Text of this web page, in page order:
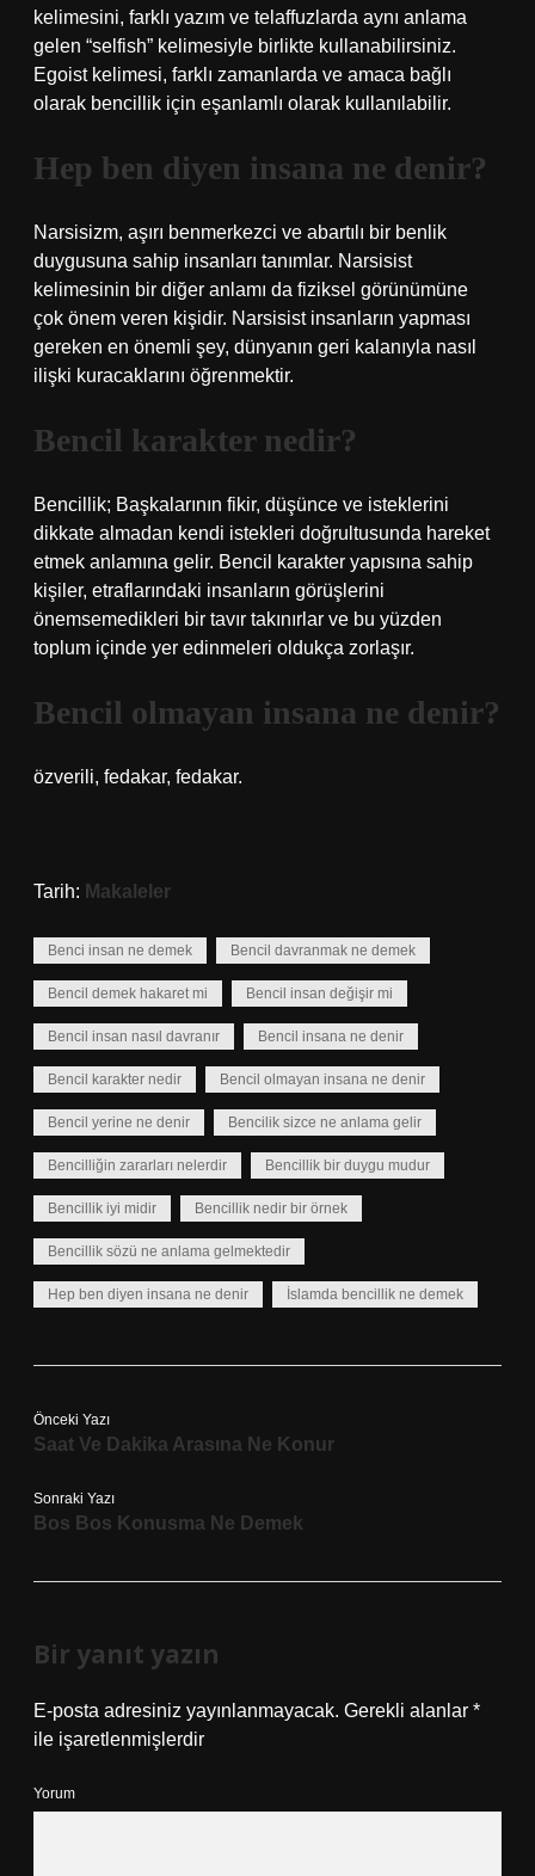
kelimesini, farklı yazım ve telaffuzlarda aynı anlama
gelen “selfish” kelimesiyle birlikte kullanabilirsiniz.
Egoist kelimesi, farklı zamanlarda ve amaca bağlı
olarak bencillik için eşanlamlı olarak kullanılabilir.
Hep ben diyen insana ne denir?
Narsisizm, aşırı benmerkezci ve abartılı bir benlik
duygusuna sahip insanları tanımlar. Narsisist
kelimesinin bir diğer anlamı da fiziksel görünümüne
çok önem veren kişidir. Narsisist insanların yapması
gereken en önemli şey, dünyanın geri kalanıyla nasıl
ilişki kuracaklarını öğrenmektir.
Bencil karakter nedir?
Bencillik; Başkalarının fikir, düşünce ve isteklerini
dikkate almadan kendi istekleri doğrultusunda hareket
etmek anlamına gelir. Bencil karakter yapısına sahip
kişiler, etraflarındaki insanların görüşlerini
önemsemedikleri bir tavır takınırlar ve bu yüzden
toplum içinde yer edinmeleri oldukça zorlaşır.
Bencil olmayan insana ne denir?
özverili, fedakar, fedakar.
Tarih: Makaleler
Benci insan ne demek Bencil davranmak ne demek
Bencil demek hakaret mi Bencil insan değişir mi
Bencil insan nasıl davranır Bencil insana ne denir
Bencil karakter nedir Bencil olmayan insana ne denir
Bencil yerine ne denir Bencilik sizce ne anlama gelir
Bencilliğin zararları nelerdir Bencillik bir duygu mudur
Bencillik iyi midir Bencillik nedir bir örnek
Bencillik sözü ne anlama gelmektedir
Hep ben diyen insana ne denir İslamda bencillik ne demek
Önceki Yazı
Saat Ve Dakika Arasına Ne Konur
Sonraki Yazı
Bos Bos Konusma Ne Demek
Bir yanıt yazın
E-posta adresiniz yayınlanmayacak. Gerekli alanlar *
ile işaretlenmişlerdir
Yorum